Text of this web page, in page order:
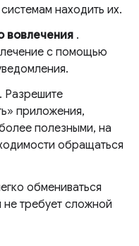
находить их.
вовлечения .
с помощью
. Разрешите
приложения,
полезными, на
обращаться
обмениваться
требует сложной